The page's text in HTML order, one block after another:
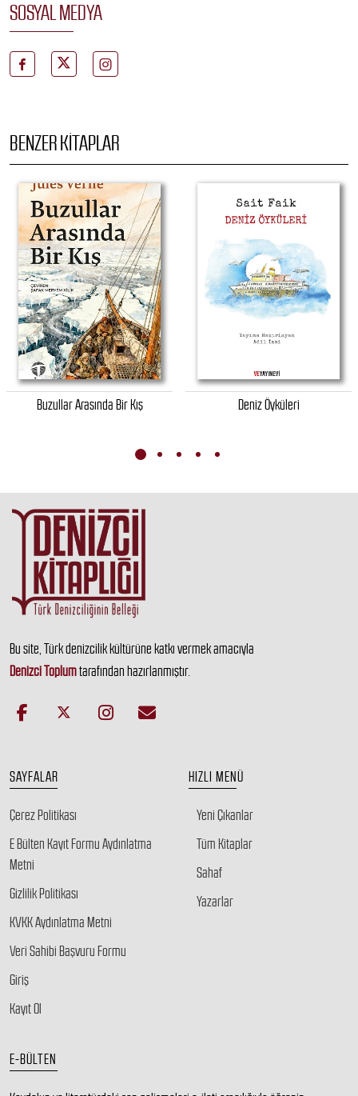
SOSYAL MEDYA
BENZER KITAPLAR
Buzullar Arasında Bir Kış Deniz Öyküleri
Bu site, Türk denizcilik kültürüne katkı vermek amacıyla
Denizci Toplumtarafından hazırlanmıştır.
SAYFALAR
Çerez Politikası
E Bülten Kayıt Formu Aydınlatma
Metni
Gizlilik Politikası
KVKK Aydınlatma Metni
Veri Sahibi Başvuru Formu
Giriş
Kayıt Ol
HIZLI MENÜ
Yeni Çıkanlar
Tüm Kitaplar
Sahaf
Yazarlar
E-BÜLTEN